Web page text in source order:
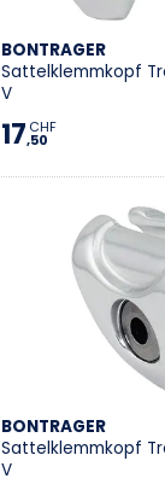
BONTRAGER
Sattelklemmkopf
V
17,50
CHF
BONTRAGER
Sattelklemmkopf
V